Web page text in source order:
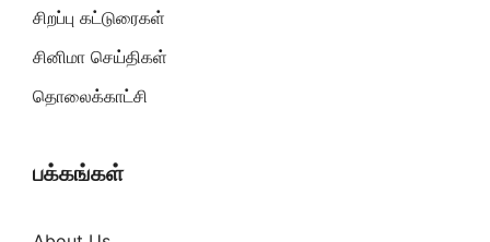
சிறப்பு கட்டுரைகள்
சினிமா செய்திகள்
தொலைக்காட்சி
பக்கங்கள்